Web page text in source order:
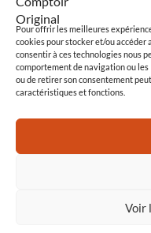
Pour offrir les meilleures
cookies pour stocker et/ou
consentir à ces technologies nous
comportement de navigation ou les
ou de retirer son consentement
caractéristiques et fonctions.
Voir
© Le